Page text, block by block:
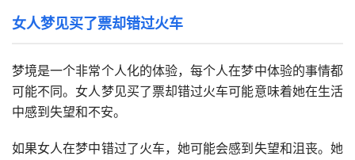
女人梦见买了票却错过火车
梦境是一个非常个人化的体验，每个人在梦中体验的事情都
可能不同。女人梦见买了票却错过火车可能意味着她在生活
中感到失望和不安。
如果女人在梦中错过了火车，她可能会感到失望和沮丧。她